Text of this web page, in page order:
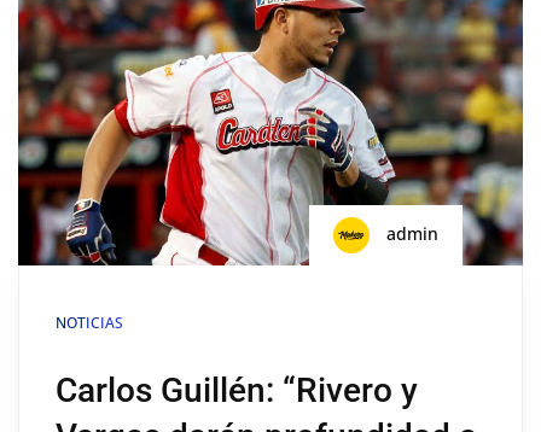
admin
NOTICIAS
Carlos Guillén: “Rivero y